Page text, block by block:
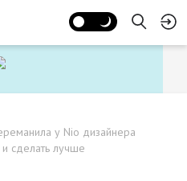
у Nio дизайнера
и сделать лучше